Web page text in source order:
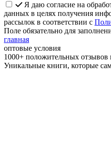
Я даю согласие на
данных в целях получения
рассылок в соответствии с
Поле обязательно для
главная
оптовые условия
1000+ положительных отзывов
Уникальные книги, которые